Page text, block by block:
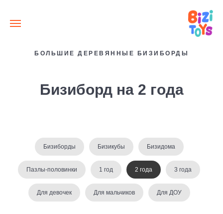
БОЛЬШИЕ ДЕРЕВЯННЫЕ БИЗИБОРДЫ
Бизиборд на 2 года
Бизиборды Бизикубы Бизидома
Пазлы-половинки 1 год 2 года 3 года
Для девочек Для мальчиков Для ДОУ